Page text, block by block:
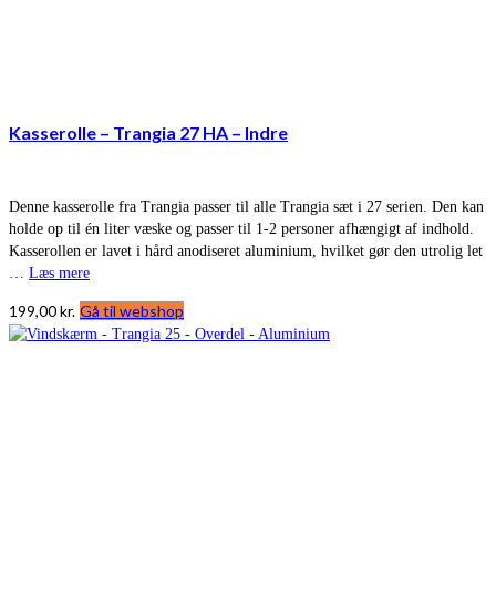
Kasserolle – Trangia 27 HA – Indre
Denne kasserolle fra Trangia passer til alle Trangia sæt i 27 serien. Den kan
holde op til én liter væske og passer til 1-2 personer afhængigt af indhold.
Kasserollen er lavet i hård anodiseret aluminium, hvilket gør den utrolig let
Læs mere
199,00kr. Gå til webshop